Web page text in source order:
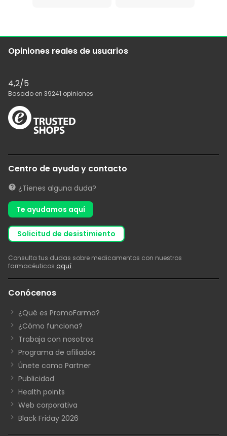
Opiniones reales de usuarios
4,2/5
Basado en 39241 opiniones
Centro de ayuda y contacto
¿Tienes alguna duda?
Te ayudamos aquí
solicitud de desistimiento
Consulta tus dudas sobre medicamentos con nuestros
farmacéuticos aquí.
Conócenos
¿Qué es PromoFarma?
¿Cómo funciona?
Trabaja con nosotros
Programa de afiliados
Únete como Partner
Publicidad
Health points
Web corporativa
Black Friday 2026